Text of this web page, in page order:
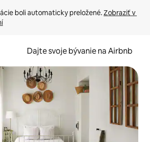
boli automaticky preložené. Zobraziť v
Dajte svoje bývanie na Airbnb